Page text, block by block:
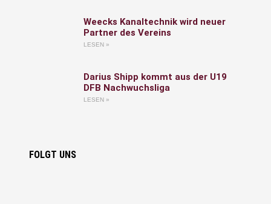
Weecks Kanaltechnik wird neuer
Partner des Vereins
LESEN »
Darius Shipp kommt aus der U19
DFB Nachwuchsliga
LESEN »
FOLGT UNS